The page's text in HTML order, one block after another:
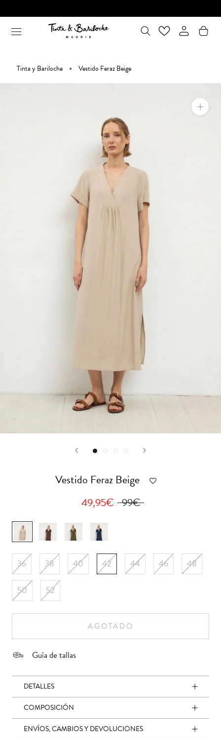
al
contenido
Tinta y Bariloche Vestido Feraz Beige
Vestido Feraz Beige
49,95€ 99€
vestidosferazbeige
vestidosferazchocolate
vestidosferazcaquivestidosferazazul-
marino
36
38 40 42 44 46 48
50 52
AGOTADO
Guía de tallas
DETALLES
COMPOSICIÓN
ENVÍOS, CAMBIOS Y DEVOLUCIONES